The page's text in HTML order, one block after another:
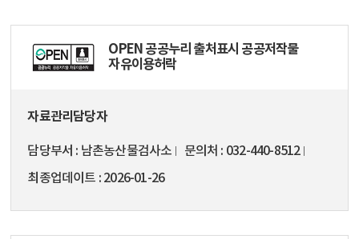
OPEN 공공누리 출처표시 공공저작물
자유이용허락
자료관리담당자
담당부서 남촌농산물검사소 문의처
032-440-8512
최종업데이트
2026-01-26